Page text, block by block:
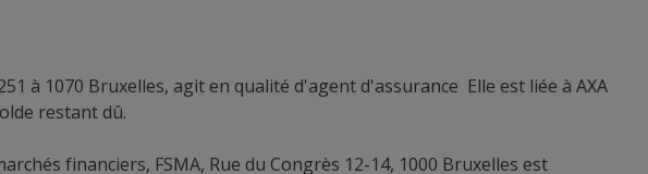
à 1070 Bruxelles, agit en qualité d'agent d'assurance Elle est liée à AXA
restant dû.
financiers, FSMA, Rue du Congrès 12-14, 1000 Bruxelles est